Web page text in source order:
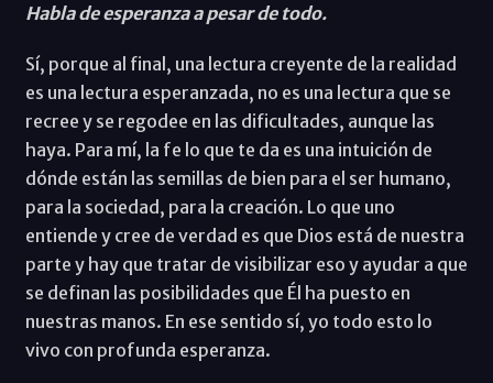
Habla de esperanza a pesar de todo.
Sí, porque al final, una lectura creyente de la realidad
es una lectura esperanzada, no es una lectura que se
recree y se regodee en las dificultades, aunque las
haya. Para mí, la fe lo que te da es una intuición de
dónde están las semillas de bien para el ser humano,
para la sociedad, para la creación. Lo que uno
entiende y cree de verdad es que Dios está de nuestra
parte y hay que tratar de visibilizar eso y ayudar a que
se definan las posibilidades que Él ha puesto en
nuestras manos. En ese sentido sí, yo todo esto lo
vivo con profunda esperanza.